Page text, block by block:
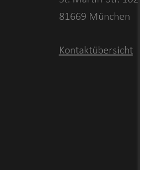
81669 München
Kontaktübersicht